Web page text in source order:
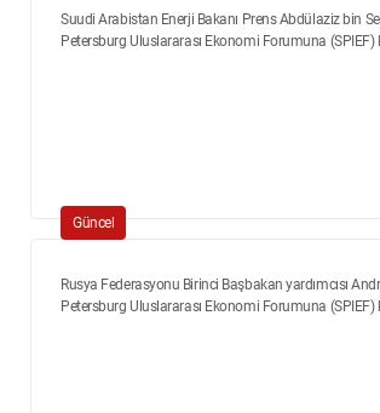
Suudi Arabistan Enerji Bakanı Prens Abdülaziz bin
Petersburg Uluslararası Ekonomi Forumuna (SPIEF)
Güncel
Rusya Federasyonu Birinci Başbakan yardımcısı
Petersburg Uluslararası Ekonomi Forumuna (SPIEF)